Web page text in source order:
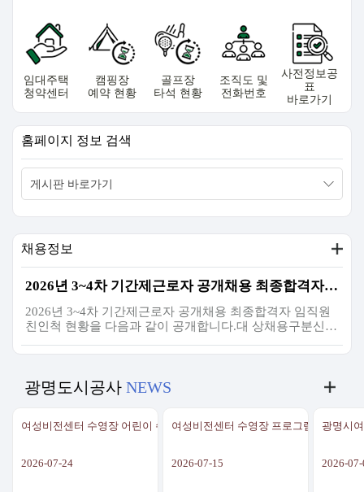
임대주택
청약센터
캠핑장
예약 현황
골프장
타석 현황
조직도 및
전화번호
사전정보공
표
바로가기
홈페이지 정보 검색
채용정보
2026년 3~4차 기간제근로자 공개채용 최종합격자 임직원 친인척 현황 공개
2026년 3~4차 기간제근로자 공개채용 최종합격자 임직원
친인척 현황을 다음과 같이 공개합니다.대 상채용구분신규
기간제근로자 공개채용기간제13명0명2026년 4차 기간제
광명도시공사 NEWS
여성비전센터 수영장 어린이 수영 체험 프로그램 안내
2026-07-24
여성비전센터 수영장 프로그램 안내
2026-07-15
광명시
2026-